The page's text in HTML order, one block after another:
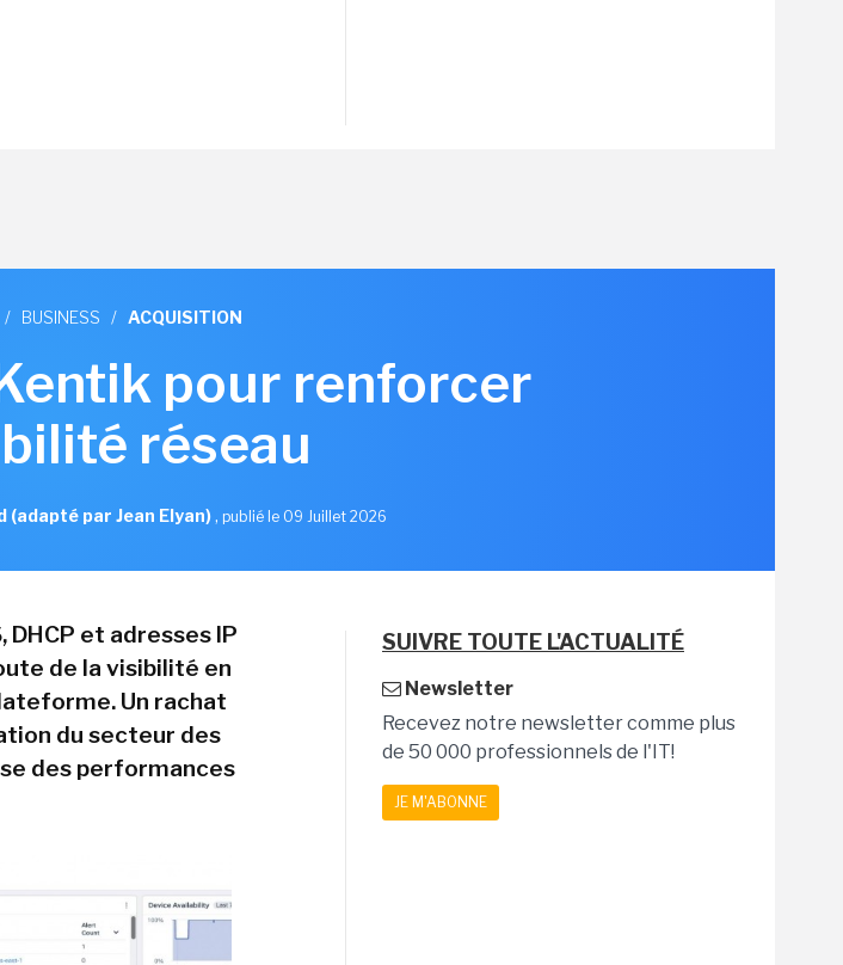
/ BUSINESS / ACQUISITION
pour renforcer
réseau
(adapté par Jean Elyan), publié le 09 Juillet 2026
et adresses IP
de la visibilité en
Un rachat
du secteur des
des performances
SUIVRE TOUTE L'ACTUALITÉ
Newsletter
Recevez notre newsletter comme plus
de 50 000 professionnels de l'IT!
JE M'ABONNE